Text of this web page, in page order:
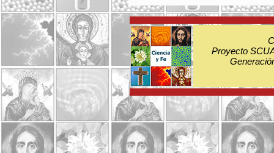
Proyecto